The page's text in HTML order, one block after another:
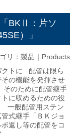
BKⅡ：片ソ
）」
リ： 製品｜Products
クトに 配管は限ら
の機能を発揮させ
そのために配管継手
に収めるための役
一般配管用ステン
式継手「ＢＫジョ
返し等の配管をコ